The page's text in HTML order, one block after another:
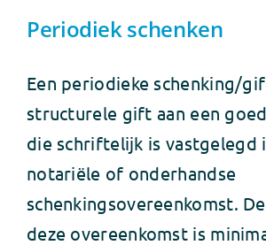
Periodiek schenken
Een periodieke schenking/
structurele gift aan een
die schriftelijk is vastgelegd
notariële of onderhandse
schenkingsovereenkomst.
deze overeenkomst is